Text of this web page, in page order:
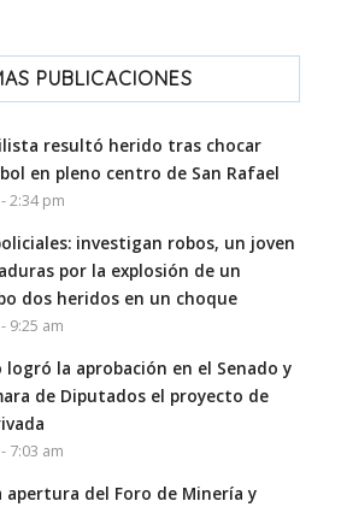
PUBLICACIONES
resultó herido tras chocar
en pleno centro de San Rafael
2:34 pm
investigan robos, un joven
por la explosión de un
dos heridos en un choque
9:25 am
logró la aprobación en el Senado y
de Diputados el proyecto de
7:03 am
apertura del Foro de Minería y